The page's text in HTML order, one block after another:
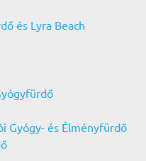
és Lyra Beach
Gyógy- és Élményfürdő